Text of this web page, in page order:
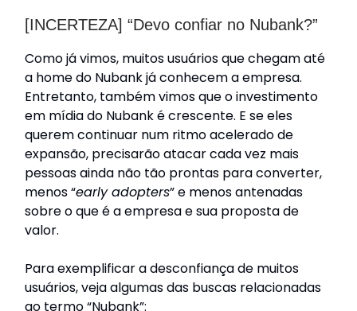
[INCERTEZA] “Devo confiar no Nubank?”
Como já vimos, muitos usuários que chegam até
a home do Nubank já conhecem a empresa.
Entretanto, também vimos que o investimento
em mídia do Nubank é crescente. E se eles
querem continuar num ritmo acelerado de
expansão, precisarão atacar cada vez mais
pessoas ainda não tão prontas para converter,
menos “early adopters” e menos antenadas
sobre o que é a empresa e sua proposta de
valor.
Para exemplificar a desconfiança de muitos
usuários, veja algumas das buscas relacionadas
ao termo “Nubank”: